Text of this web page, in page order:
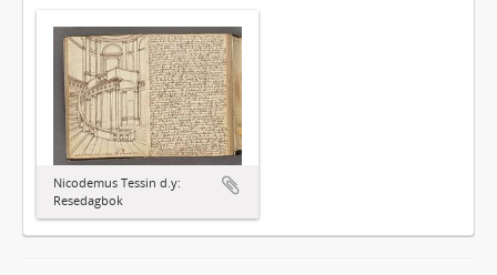
Nicodemus Tessin d.y:
Resedagbok